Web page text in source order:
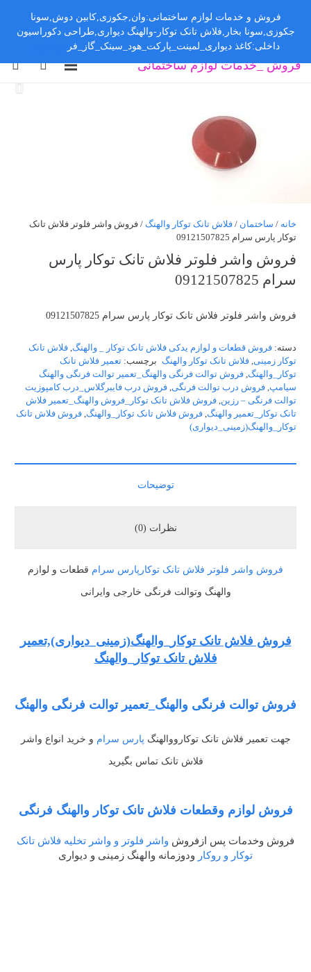
فروش _خدمات لوازم ساختمانی
خانه / ساختمان / فلاش تانک توکار والهنگ / فروش واشر فلوتر فلاش تانک
توکار پارس سرام 09121507825
فروش واشر فلوتر فلاش تانک توکار پارس
سرام 09121507825
فروش واشر فلوتر فلاش تانک توکار پارس سرام 09121507825
دسته: فروش قطعات و لوازم یدکی فلاش تانک توکار _ والهنگ, فلاش تانک
توکار زمینی, فلاش تانک توکار والهنگ برچسب:تعمیر فلاش تانک
توکار_والهنگ, فروش توالت فرنگی والهنگ_تعمیر توالت فرنگی والهنگ
سیامپ, فروش درب توالت فرنگی, فروش درب فایبرگلاس_درب کامپوزیت
توالت فرنگی – رزین, فروش فلاش تانک توکار_فروش والهنگ_تعمیر فلاش
تانک توکار_تعمیر والهنگ, فروش فلاش تانک توکار_والهنگ, فروش فلاش تانک
توکار_والهنگ(زمینی_دیواری)
توضیحات
نظرات (0)
فروش واشر فلوتر فلاش تانک توکارپارس سرام قطعات و لوازم
والهنگ وتوالت فرنگی خارجی وایرانی
فروش فلاش تانک توکار_والهنگ(زمینی_دیواری),تعمیر
فلاش تانک توکار_والهنگ
فروش توالت فرنگی والهنگ_تعمیر توالت فرنگی والهنگ
جهت تعمیر فلاش تانک توکارووالهنگ پارس سرام و خرید انواع واشر
فلاش تانک تماس بگیرید
فروش لوازم وقطعات فلاش تانک توکار والهنگ فرنگی
فروش وخدمات پس ازفروش واشر فلوتر و واشر تخلیه فلاش تانک
توکار و روکار ودوزمانه والهنگ زمینی و دیواری
فروش و خدمات لوازم ساختمانی:وان,جکوزی,کابین دوش,سونا
جکوزی,سونا بخار,فلاش تانک توکار-والهنگ دیواری,طراحی دکوراسیون
داخلی:کاغذ دیواری_لمینت_پارکت_هود_سینک_گاز_فر